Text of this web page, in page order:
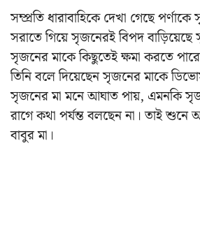
সম্প্রতি ধারাবাহিকে দেখা গেছে
সরাতে গিয়ে সৃজনেরই বিপদ
সৃজনের মাকে কিছুতেই ক্ষমা করতে
তিনি বলে দিয়েছেন সৃজনের মাকে
সৃজনের মা মনে আঘাত পায়, এমনকি
রাগে কথা পর্যন্ত বলছেন না। তাই
বাবুর মা।